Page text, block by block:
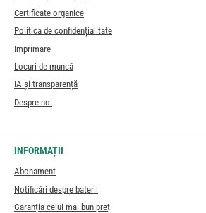
Certificate organice
Politica de confidențialitate
Imprimare
Locuri de muncă
IA și transparență
Despre noi
INFORMAȚII
Abonament
Notificări despre baterii
Garanția celui mai bun preț